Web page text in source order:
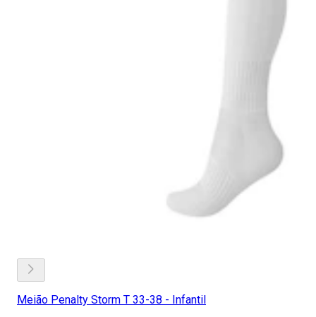
Meião Penalty Storm T 33-38 - Infantil